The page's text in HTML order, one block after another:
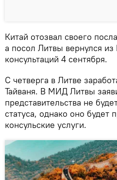
Китай отозвал своего
а посол Литвы вернулся
консультаций 4 сентября.
С четверга в Литве
Тайваня. В МИД Литвы
представительства не
статуса, однако оно будет
консульские услуги.